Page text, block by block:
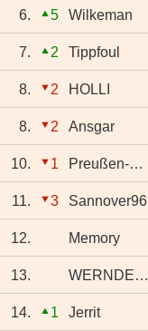
6. 5 Wilkeman
7. 2 Tippfoul
8. 2 HOLLI
8. 2 Ansgar
10. 1 Preußen-Svenne
11. 3 Sannover96
12. Memory
13. WERNDERISTI
14. 1 Jerrit